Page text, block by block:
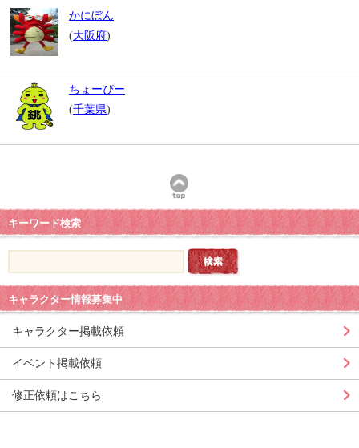
かにぼん
(大阪府)
ちょーぴー
(千葉県)
キーワード検索
キャラクター情報募集中
キャラクター掲載依頼
イベント掲載依頼
修正依頼はこちら